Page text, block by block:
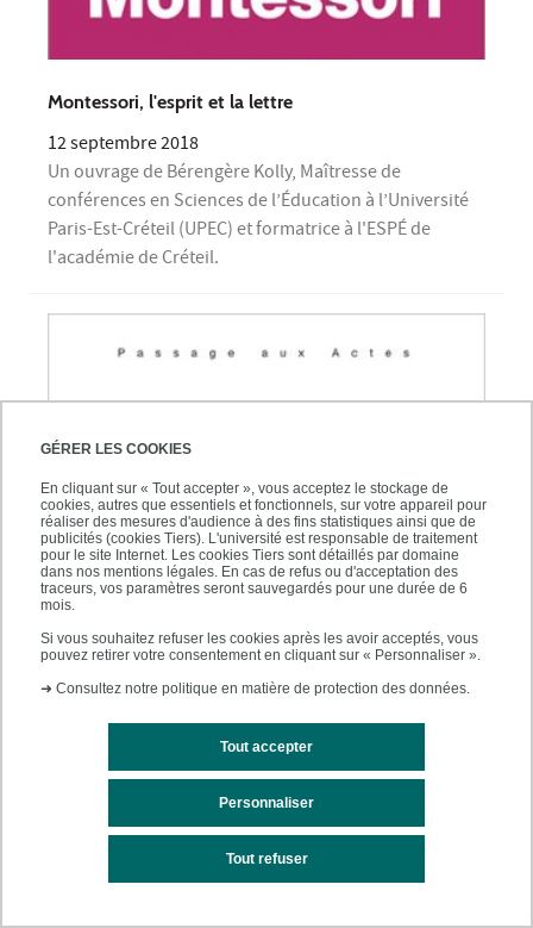
GÉRER LES COOKIES
En cliquant sur « Tout accepter », vous acceptez le stockage de
cookies, autres que essentiels et fonctionnels, sur votre appareil pour
réaliser des mesures d'audience à des fins statistiques ainsi que de
publicités (cookies Tiers). L'université est responsable de traitement
pour le site Internet. Les cookies Tiers sont détaillés par domaine
dans nos mentions légales. En cas de refus ou d'acceptation des
traceurs, vos paramètres seront sauvegardés pour une durée de 6
mois.
Si vous souhaitez refuser les cookies après les avoir acceptés, vous
pouvez retirer votre consentement en cliquant sur « Personnaliser ».
➜ Consultez notre politique en matière de protection des données.
Tout accepter
Tout refuser
Personnaliser
Montessori, l'esprit et la lettre
12 septembre 2018
Un ouvrage de Bérengère Kolly, Maîtresse de
conférences en Sciences de l’Éducation à l’Université
Paris-Est-Créteil (UPEC) et formatrice à l'ESPÉ de
l'académie de Créteil.
Les défis de la "mobilité"
Ouvrage publié sous la direction de Véronique Fortun-
Carillat, Docteure en Sciences de l'éducation et
formatrice à l'ESPÉ-UPEC, Pascal Lafont, Maître de
conférence en Sciences de l'éducation à l'UPEC et
Frédérique Montandon, Maîtresse de conférence en
Sciences de l'éducation à l'UPEC.